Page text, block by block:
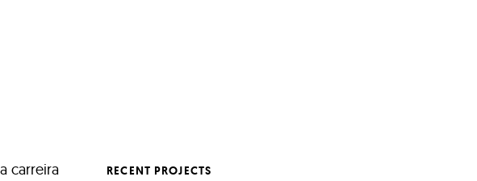
carreira
RECENT PROJECTS